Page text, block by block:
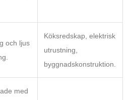
och ljus
Köksredskap, elektrisk
utrustning,
byggnadskonstruktion.
med